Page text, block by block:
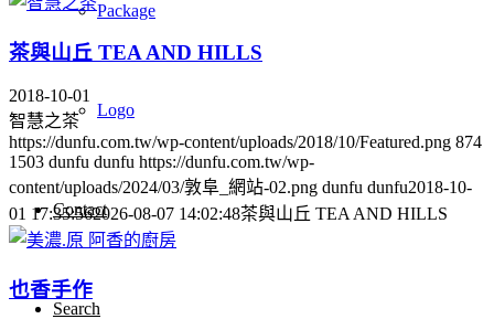
Package
Logo
Contact
Search
茶與山丘 TEA AND HILLS
2018-10-01
智慧之茶
https://dunfu.com.tw/wp-content/uploads/2018/10/Featured.png 874
1503 dunfu dunfu https://dunfu.com.tw/wp-
content/uploads/2024/03/敦阜_網站-02.png dunfu dunfu2018-10-
01 17:35:562026-08-07 14:02:48茶與山丘 TEA AND HILLS
也香手作